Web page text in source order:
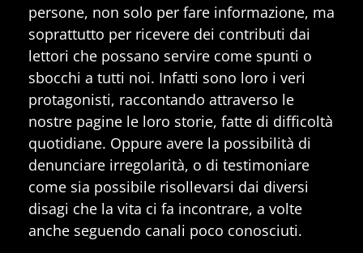
persone, non solo per fare informazione, ma
soprattutto per ricevere dei contributi dai
lettori che possano servire come spunti o
sbocchi a tutti noi. Infatti sono loro i veri
protagonisti, raccontando attraverso le
nostre pagine le loro storie, fatte di difficoltà
quotidiane. Oppure avere la possibilità di
denunciare irregolarità, o di testimoniare
come sia possibile risollevarsi dai diversi
disagi che la vita ci fa incontrare, a volte
anche seguendo canali poco conosciuti.